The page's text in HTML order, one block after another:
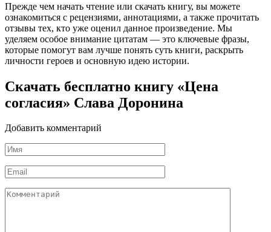
Прежде чем начать чтение или скачать книгу, вы можете
ознакомиться с рецензиями, аннотациями, а также прочитать
отзывы тех, кто уже оценил данное произведение. Мы
уделяем особое внимание цитатам — это ключевые фразы,
которые помогут вам лучше понять суть книги, раскрыть
личности героев и основную идею истории.
Скачать бесплатно книгу «Цена
согласия» Слава Доронина
Добавить комментарий
Имя
*
Email
*
Комментарий